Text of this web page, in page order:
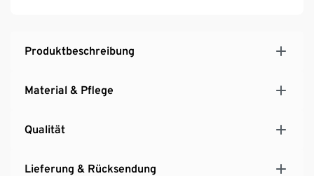
Produktbeschreibung
Material & Pflege
Qualität
Lieferung & Rücksendung